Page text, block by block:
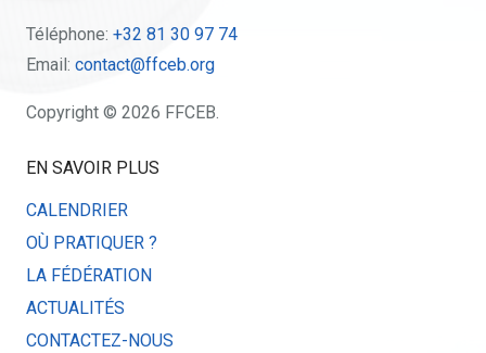
Téléphone: +32 81 30 97 74
Email: contact@ffceb.org
Copyright © 2026 FFCEB.
EN SAVOIR PLUS
CALENDRIER
OÙ PRATIQUER ?
LA FÉDÉRATION
ACTUALITÉS
CONTACTEZ-NOUS